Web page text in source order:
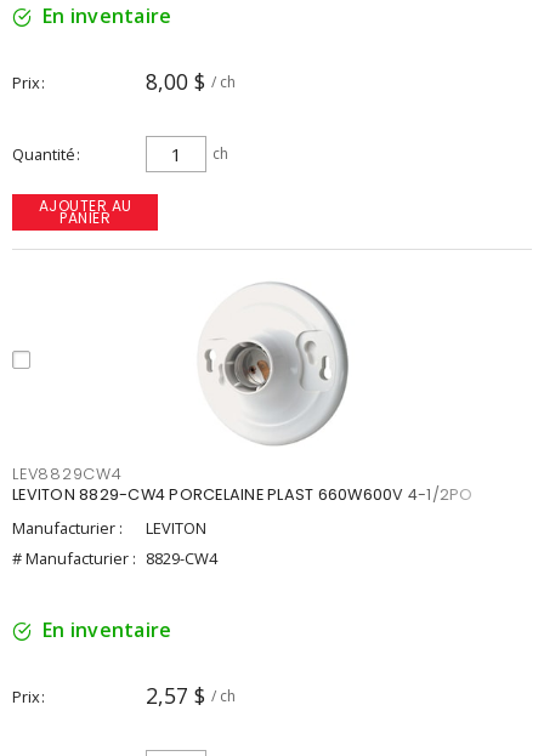
En inventaire
Prix 8,00 $ / ch
Quantité ch
AJOUTER AU
PANIER
LEV8829CW4
LEVITON 8829-CW4 PORCELAINE PLAST 660W600V 4-1/2PO
Manufacturier :
LEVITON
# Manufacturier : 8829-CW4
En inventaire
Prix 2,57 $ / ch